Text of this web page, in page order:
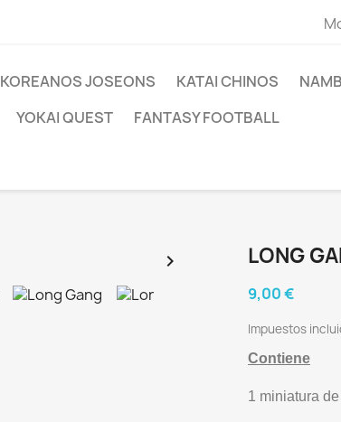
KOREANOS JOSEONS KATAI CHINOS
YOKAI QUEST FANTASY FOOTBALL
 LONG
9,00 €
Impuestos
Contiene
1 miniatura